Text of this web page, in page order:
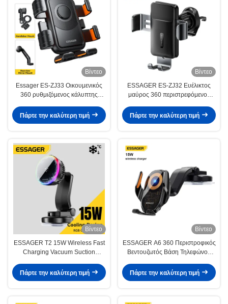
Βίντεο
Essager ES-ZJ33 Οικουμενικός
360 ρυθμιζόμενος κάλυπτης
ποδηλάτου μοτοσυκλέτας με λαβή
και καθρέφτη οπίσθιας θέσης
Πάρτε την καλύτερη τιμή
Βίντεο
ESSAGER ES-ZJ32 Ευέλικτος
μαύρος 360 περιστρεφόμενος
Πάρτε την καλύτερη τιμή
Βίντεο
ESSAGER T2 15W Wireless Fast
Charging Vacuum Suction
Rotation
Πάρτε την καλύτερη τιμή
Βίντεο
ESSAGER A6 360 Περιστροφικός
Βεντουζωτός Βάση Τηλεφώνου
Φόρτισης
Πάρτε την καλύτερη τιμή